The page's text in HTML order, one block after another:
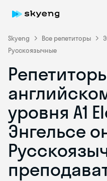
Skyeng Все репетиторы
Русскоязычные
уровня A1
Энгельсе
Skyeng Chat